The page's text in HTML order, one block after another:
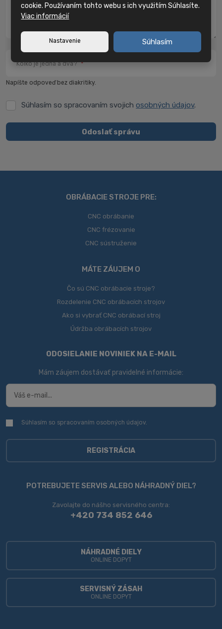
Koľko je jedna a dva? *
Napíšte odpoveď bez diakritiky.
Súhlasím
spracovaním
svojich
Súhlasím so spracovaním svojichosobných údajov.
Odoslať správu
OBRÁBACIE STROJE PRE:
CNC obrábanie
CNC frézovanie
CNC sústruženie
MÁTE ZÁUJEM O
Čo sú CNC obrábacie stroje?
Rozdelenie CNC obrábacích strojov
Ako si vybrať CNC obrábací stroj
Údržba obrábacích strojov
ODOSIELANIE NOVINIEK NA E-MAIL
Mám záujem dostávať pravidelné informácie:
Súhlasím
spracovaním
Súhlasím so spracovaním osobných údajov.
REGISTRÁCIA
sa
nepodarilo
POTREBUJETE SERVIS ALEBO NÁHRADNÝ DIEL?
Zavolajte do nášho servisného centra:
+420 734 852 646
NÁHRADNÉ DIELY
ONLINE DOPYT
SERVISNÝ ZÁSAH
ONLINE DOPYT
cookie. Používaním tohto webu s ich využitím Súhlasíte.
Viac informácií
Nastavenie Súhlasím